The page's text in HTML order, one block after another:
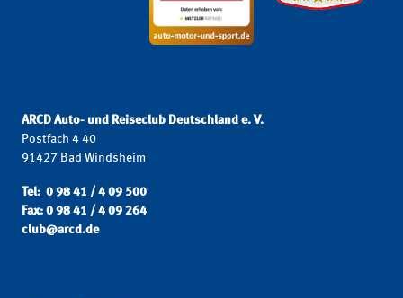
ARCD Auto- und Reiseclub Deutschland e. V.
Postfach 4 40
91427 Bad Windsheim
Tel: 0 98 41 / 4 09 500
Fax: 0 98 41 / 4 09 264
club@arcd.de